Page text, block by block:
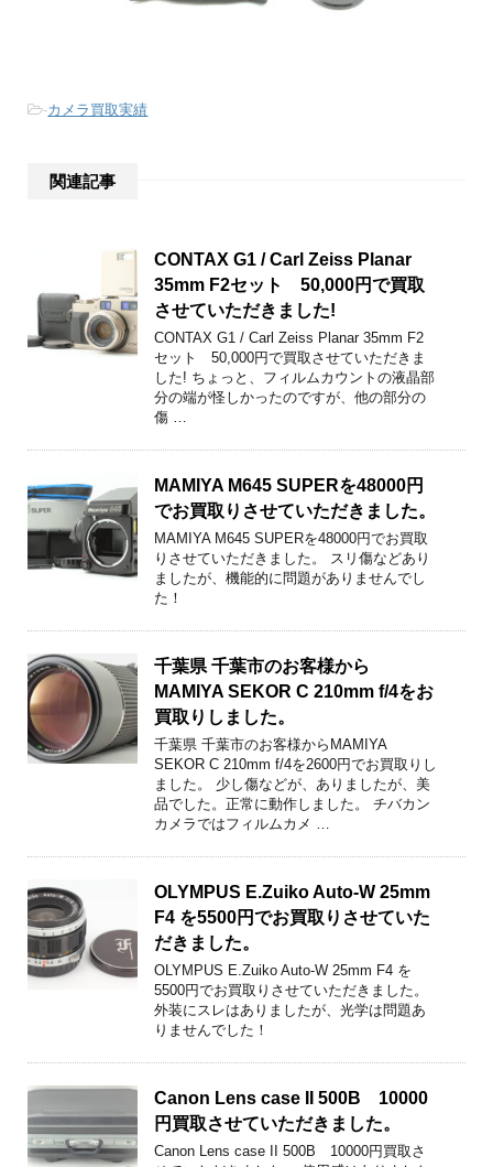
-カメラ買取実績
関連記事
CONTAX G1 / Carl Zeiss Planar
35mm F2セット 50,000円で買取
させていただきました!
CONTAX G1 / Carl Zeiss Planar 35mm F2
セット 50,000円で買取させていただきま
した! ちょっと、フィルムカウントの液晶部
分の端が怪しかったのですが、他の部分の
傷 …
MAMIYA M645 SUPERを48000円
でお買取りさせていただきました。
MAMIYA M645 SUPERを48000円でお買取
りさせていただきました。 スリ傷などあり
ましたが、機能的に問題がありませんでし
た！
千葉県 千葉市のお客様から
MAMIYA SEKOR C 210mm f/4をお
買取りしました。
千葉県 千葉市のお客様からMAMIYA
SEKOR C 210mm f/4を2600円でお買取りし
ました。 少し傷などが、ありましたが、美
品でした。正常に動作しました。 チバカン
カメラではフィルムカメ …
OLYMPUS E.Zuiko Auto-W 25mm
F4 を5500円でお買取りさせていた
だきました。
OLYMPUS E.Zuiko Auto-W 25mm F4 を
5500円でお買取りさせていただきました。
外装にスレはありましたが、光学は問題あ
りませんでした！
Canon Lens case II 500B 10000
円買取させていただきました。
Canon Lens case II 500B 10000円買取さ